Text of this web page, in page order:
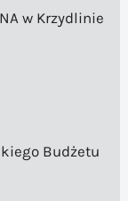
w Krzydlinie
Budżetu